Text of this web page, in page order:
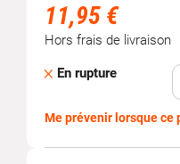
11,95 €
Hors frais de livraison
En rupture
Me prévenir lorsque ce